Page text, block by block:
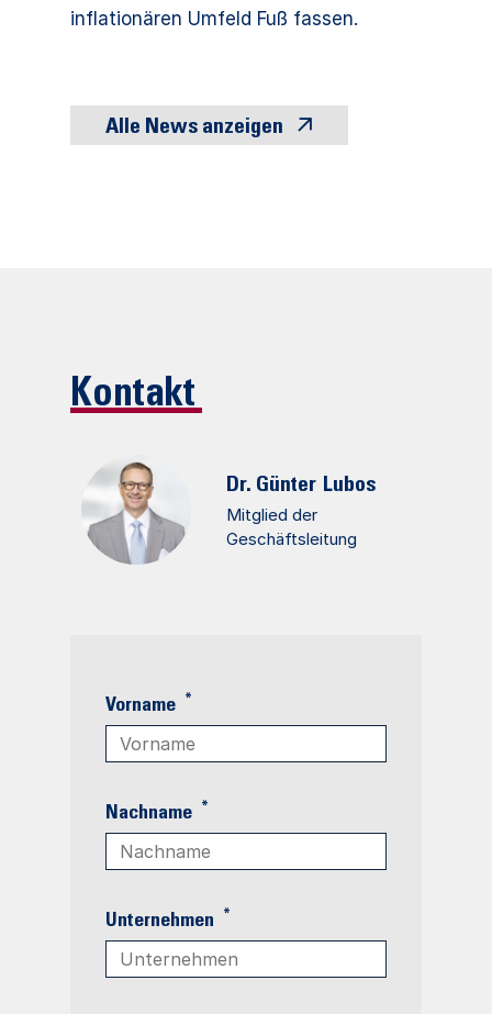
inflationären Umfeld Fuß fassen.
Alle News anzeigen
Kontakt
Dr. Günter Lubos
Mitglied der
Geschäftsleitung
Vorname *
Nachname *
Unternehmen *